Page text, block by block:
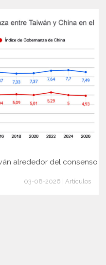
alrededor del consenso
03-08-2026 | Artículos